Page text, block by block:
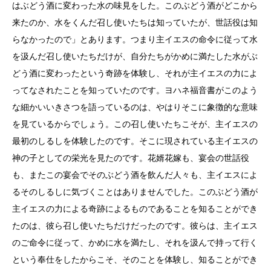
はぶどう酒に変わった水の味見をした。このぶどう酒がどこから
来たのか、水をくんだ召し使いたちは知っていたが、世話役は知
らなかったので」とあります。つまり主イエスの命令に従って水
を汲んだ召し使いたちだけが、自分たちがかめに満たした水がぶ
どう酒に変わったという奇跡を体験し、それが主イエスの力によ
ってなされたことを知っていたのです。ヨハネ福音書がこのよう
な細かいいきさつを語っているのは、やはりそこに象徴的な意味
を見ているからでしょう。この召し使いたちこそが、主イエスの
最初のしるしを体験したのです。そこに現されている主イエスの
神の子としての栄光を見たのです。花婿花嫁も、宴会の世話役
も、またこの宴会でそのぶどう酒を飲んだ人々も、主イエスによ
るそのしるしに気づくことはありませんでした。このぶどう酒が
主イエスの力による奇跡によるものであることを知ることができ
たのは、彼ら召し使いたちだけだったのです。彼らは、主イエス
のご命令に従って、かめに水を満たし、それを汲んで持って行く
という奉仕をしたからこそ、そのことを体験し、知ることができ